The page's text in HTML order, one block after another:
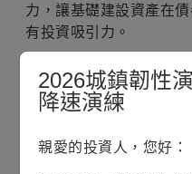
力，讓基礎建設資產在
有投資吸引力。
解構基礎建設公司
要的服務，跟我們的日
2026城鎮韌性
降速演練
親愛的投資人，您好：